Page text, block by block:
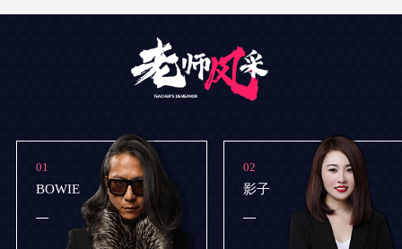
01
BOWIE
02
影子